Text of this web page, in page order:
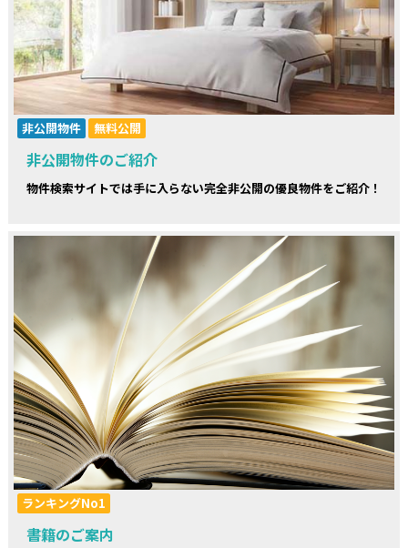
非公開物件 無料公開
非公開物件のご紹介
物件検索サイトでは手に入らない完全非公開の優良物件をご紹介！
ランキングNo1
書籍のご案内